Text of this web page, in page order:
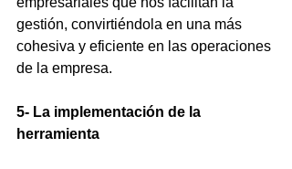
gestión, convirtiéndola en una más
cohesiva y eficiente en las operaciones
de la empresa.
5- La implementación de la
herramienta